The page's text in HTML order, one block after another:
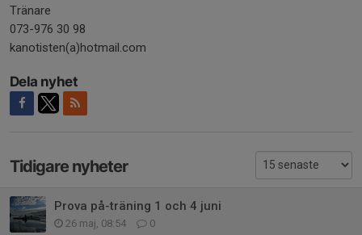
Tränare
073-976 30 98
kanotisten(a)hotmail.com
Dela nyhet
Tidigare nyheter
Prova på-träning 1 och 4 juni
26 maj, 08:54 0